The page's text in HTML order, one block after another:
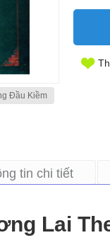
Đầu Kiềm
tin chi tiết
Lai